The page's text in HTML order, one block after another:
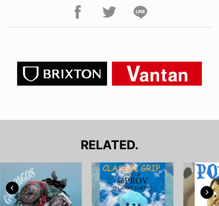
RELATED.